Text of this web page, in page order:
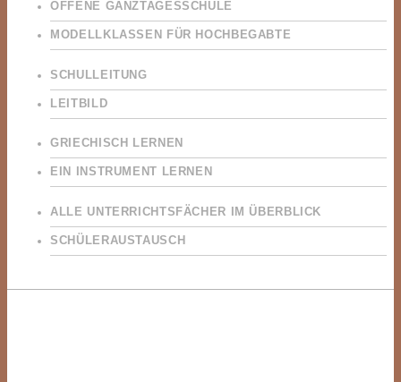
OFFENE GANZTAGESSCHULE
MODELLKLASSEN FÜR HOCHBEGABTE
SCHULLEITUNG
LEITBILD
GRIECHISCH LERNEN
EIN INSTRUMENT LERNEN
ALLE UNTERRICHTSFÄCHER IM ÜBERBLICK
SCHÜLERAUSTAUSCH